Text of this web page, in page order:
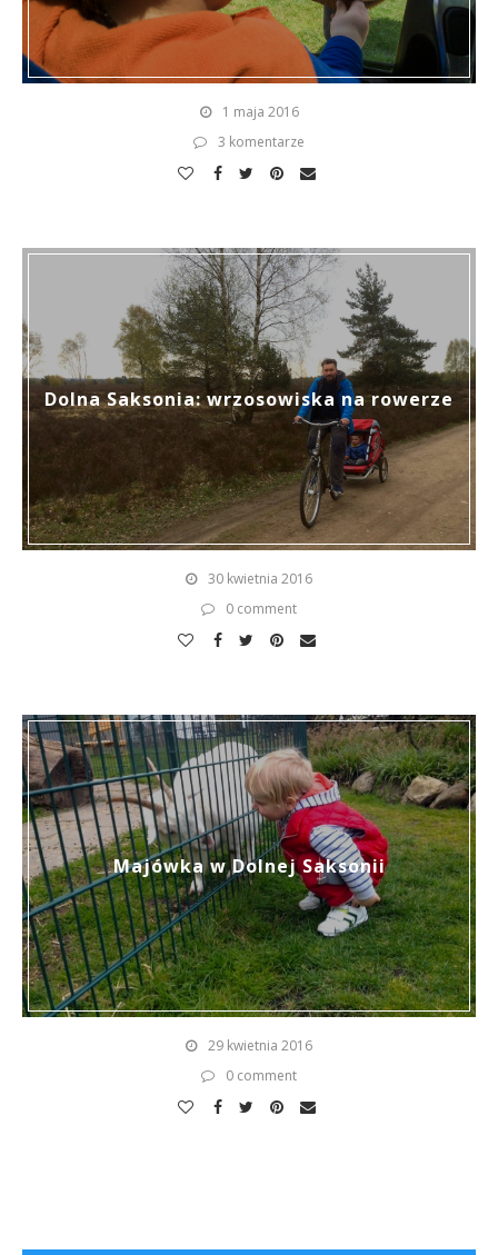
1 maja 2016
3 komentarze
Dolna Saksonia: wrzosowiska na rowerze
30 kwietnia 2016
0 comment
Majówka w Dolnej Saksonii
29 kwietnia 2016
0 comment